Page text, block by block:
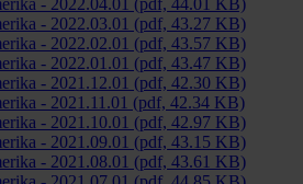
- 2022.04.01 (pdf, 44.01 KB)
- 2022.03.01 (pdf, 43.27 KB)
- 2022.02.01 (pdf, 43.57 KB)
- 2022.01.01 (pdf, 43.47 KB)
- 2021.12.01 (pdf, 42.30 KB)
- 2021.11.01 (pdf, 42.34 KB)
- 2021.10.01 (pdf, 42.97 KB)
- 2021.09.01 (pdf, 43.15 KB)
- 2021.08.01 (pdf, 43.61 KB)